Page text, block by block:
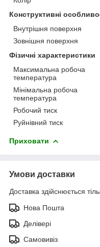
Конструктивні
Внутрішня поверхня
Зовнішня поверхня
Фізичні характеристики
Максимальна робоча
температура
Мінімальна робоча
температура
Робочий тиск
Руйнівний тиск
Приховати
Умови доставки
Доставка здійснюється
Нова Пошта
Делівері
Самовивіз